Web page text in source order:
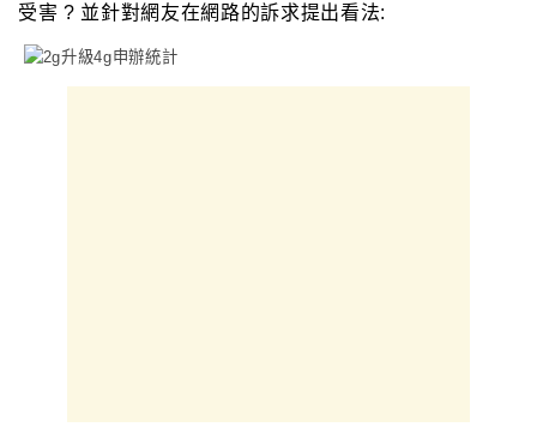
受害 ? 並針對網友在網路的訴求提出看法: